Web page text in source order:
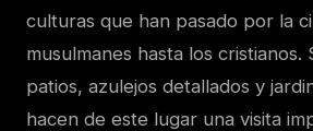
culturas que han pasado por la
musulmanes hasta los cristianos.
patios, azulejos detallados y
hacen de este lugar una visita